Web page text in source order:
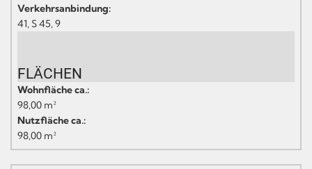
Verkehrsanbindung:
41, S 45, 9
FLÄCHEN
Wohnfläche ca.:
98,00 m²
Nutzfläche ca.:
98,00 m²